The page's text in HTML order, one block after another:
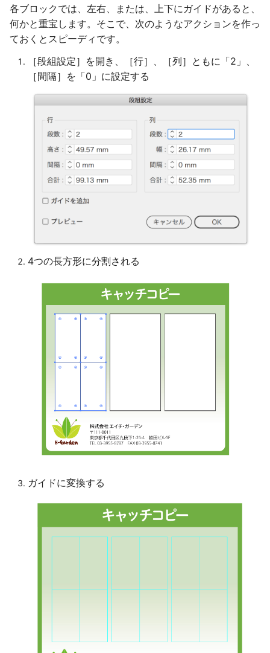
各ブロックでは、左右、または、上下にガイドがあると、
何かと重宝します。そこで、次のようなアクションを作っ
ておくとスピーディです。
［段組設定］を開き、［行］、［列］ともに「2」、
［間隔］を「0」に設定する
4つの長方形に分割される
ガイドに変換する